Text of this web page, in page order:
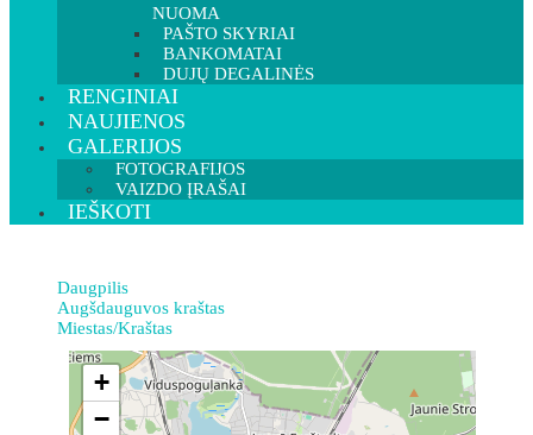
NUOMA
PAŠTO SKYRIAI
BANKOMATAI
DUJŲ DEGALINĖS
RENGINIAI
NAUJIENOS
GALERIJOS
FOTOGRAFIJOS
VAIZDO ĮRAŠAI
IEŠKOTI
Daugpilis
Augšdauguvos kraštas
Miestas/Kraštas
+
−